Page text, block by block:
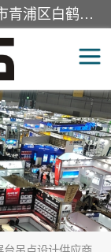
上海日朗展览服务有限公司位于上海市青浦区白鹤镇，营业范围有展览展示会务服务，室内装饰设计及施工，展示道具设计制作，舞台设计，图文设计，灯箱制作，园林绿化工程，广告装潢材料，建筑材料，办公用品，工艺礼品日用百货销售。
执行